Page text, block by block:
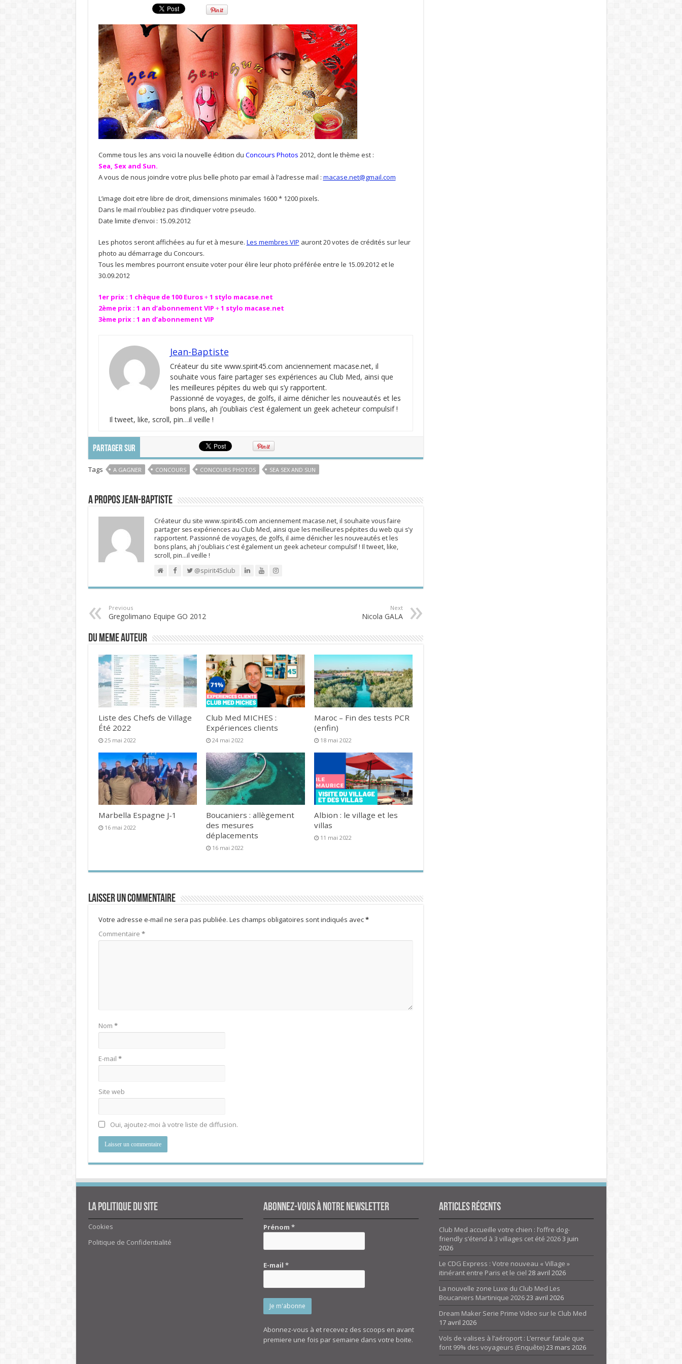
Comme tous les ans voici la nouvelle édition du Concours Photos 2012, dont le thème est :
Sea, Sex and Sun.
A vous de nous joindre votre plus belle photo par email à l’adresse mail : macase.net@gmail.com
L’image doit etre libre de droit, dimensions minimales 1600 * 1200 pixels.
Dans le mail n’oubliez pas d’indiquer votre pseudo.
Date limite d’envoi : 15.09.2012
Les photos seront affichées au fur et à mesure. Les membres VIP auront 20 votes de crédités sur leur
photo au démarrage du Concours.
Tous les membres pourront ensuite voter pour élire leur photo préférée entre le 15.09.2012 et le
30.09.2012
1er prix : 1 chèque de 100 Euros+1 stylo macase.net
2ème prix : 1 an d’abonnement VIP +1 stylo macase.net
3ème prix : 1 an d’abonnement VIP
Jean-Baptiste
Créateur du site www.spirit45.com anciennement macase.net, il
souhaite vous faire partager ses expériences au Club Med, ainsi que
les meilleures pépites du web qui s’y rapportent.
Passionné de voyages, de golfs, il aime dénicher les nouveautés et les
bons plans, ah j’oubliais c’est également un geek acheteur compulsif !
Il tweet, like, scroll, pin…il veille !
PARTAGER SUR
Tags A GAGNER CONCOURS CONCOURS PHOTOS SEA SEX AND SUN
A propos Jean-Baptiste
Créateur du site www.spirit45.com anciennement macase.net, il souhaite vous faire
partager ses expériences au Club Med, ainsi que les meilleures pépites du web qui s'y
rapportent. Passionné de voyages, de golfs, il aime dénicher les nouveautés et les
bons plans, ah j'oubliais c'est également un geek acheteur compulsif ! Il tweet, like,
scroll, pin…il veille !
@spirit45club
Previous
Gregolimano Equipe GO 2012
Next
Nicola GALA
DU MEME AUTEUR
Liste des Chefs de Village
Été 2022
25 mai 2022
Club Med MICHES :
Expériences clients
24 mai 2022
Maroc – Fin des tests PCR
(enfin)
18 mai 2022
Marbella Espagne J-1
16 mai 2022
Boucaniers : allègement
des mesures
déplacements
16 mai 2022
Albion : le village et les
villas
11 mai 2022
Laisser un commentaire
Votre adresse e-mail ne sera pas publiée. Les champs obligatoires sont indiqués avec*
Commentaire *
Nom *
E-mail *
Site web
Oui, ajoutez-moi à votre liste de diffusion.
La politique du site
Cookies
Politique de Confidentialité
Abonnez-vous à notre newsletter
Prénom*
E-mail*
Abonnez-vous à et recevez des scoops en avant
premiere une fois par semaine dans votre boite.
Articles Récents
Club Med accueille votre chien : l’offre dog-
friendly s’étend à 3 villages cet été 20263 juin
2026
Le CDG Express : Votre nouveau « Village »
itinérant entre Paris et le ciel 28 avril 2026
La nouvelle zone Luxe du Club Med Les
Boucaniers Martinique 202623 avril 2026
Dream Maker Serie Prime Video sur le Club Med
17 avril 2026
Vols de valises à l’aéroport : L’erreur fatale que
font 99% des voyageurs (Enquête)23 mars 2026